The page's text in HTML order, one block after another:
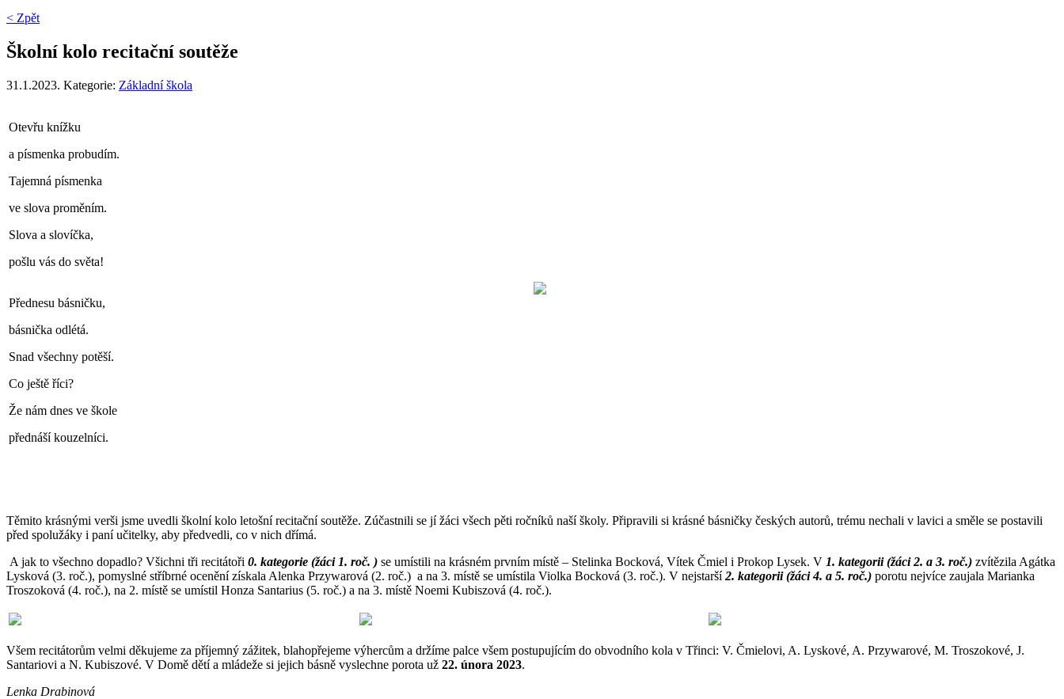
< Zpět
Školní kolo recitační soutěže
31.1.2023. Kategorie: Základní škola
Otevřu knížku
a písmenka probudím.
Tajemná písmenka
ve slova proměním.
Slova a slovíčka,
pošlu vás do světa!
Přednesu básničku,
básnička odlétá.
Snad všechny potěší.
Co ještě říci?
Že nám dnes ve škole
přednáší kouzelníci.
Těmito krásnými verši jsme uvedli školní kolo letošní recitační soutěže. Zúčastnili se jí žáci všech pěti ročníků naší školy. Připravili si krásné básničky českých autorů, trému nechali v lavici a směle se postavili
před spolužáky i paní učitelky, aby předvedli, co v nich dřímá.
A jak to všechno dopadlo? Všichni tři recitátoři 0. kategorie (žáci 1. roč. ) se umístili na krásném prvním místě – Stelinka Bocková, Vítek Čmiel i Prokop Lysek. V 1. kategorii (žáci 2. a 3. roč.) zvítězila Agátka
Lysková (3. roč.), pomyslné stříbrné ocenění získala Alenka Przywarová (2. roč.) a na 3. místě se umístila Violka Bocková (3. roč.). V nejstarší2. kategorii (žáci 4. a 5. roč.) porotu nejvíce zaujala Marianka
Troszoková (4. roč.), na 2. místě se umístil Honza Santarius (5. roč.) a na 3. místě Noemi Kubiszová (4. roč.).
Všem recitátorům velmi děkujeme za příjemný zážitek, blahopřejeme výhercům a držíme palce všem postupujícím do obvodního kola v Třinci: V. Čmielovi, A. Lyskové, A. Przywarové, M. Troszokové, J.
Santariovi a N. Kubiszové. V Domě dětí a mládeže si jejich básně vyslechne porota už 22. února 2023.
Lenka Drabinová